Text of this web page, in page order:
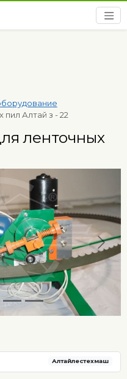
пил Алтай з - 22
ленточных
Алтайлестехмаш